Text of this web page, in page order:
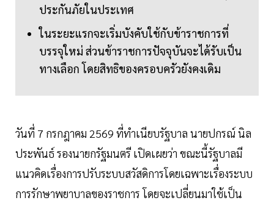
ประกันภัยในประเทศ
ในระยะแรกจะเริ่มบังคับใช้กับข้าราชการที่
บรรจุใหม่ ส่วนข้าราชการปัจจุบันจะได้รับเป็น
ทางเลือก โดยสิทธิของครอบครัวยังคงเดิม
วันที่ 7 กรกฎาคม 2569 ที่ทำเนียบรัฐบาล นายปกรณ์ นิล
ประพันธ์ รองนายกรัฐมนตรี เปิดเผยว่า ขณะนี้รัฐบาลมี
แนวคิดเรื่องการปรับระบบสวัสดิการโดยเฉพาะเรื่องระบบ
การรักษาพยาบาลของราชการ โดยจะเปลี่ยนมาใช้เป็น